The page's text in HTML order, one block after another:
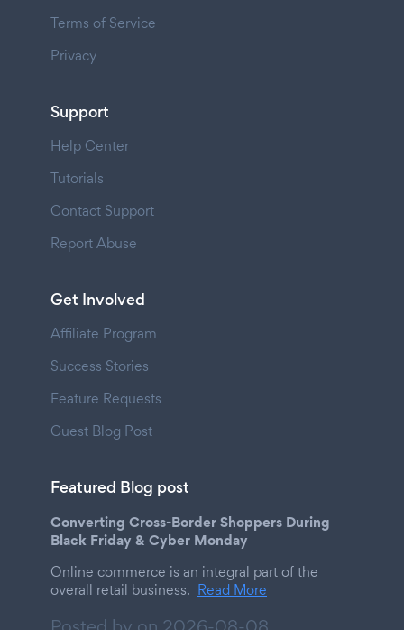
Terms of Service
Privacy
Support
Help Center
Tutorials
Contact Support
Report Abuse
Get Involved
Affiliate Program
Success Stories
Feature Requests
Guest Blog Post
Featured Blog post
Converting Cross-Border Shoppers During
Black Friday & Cyber Monday
Online commerce is an integral part of the
overall retail business. Read More